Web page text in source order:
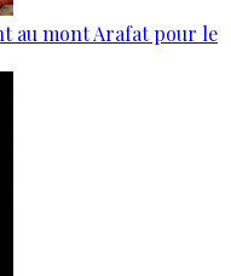
au mont Arafat pour le